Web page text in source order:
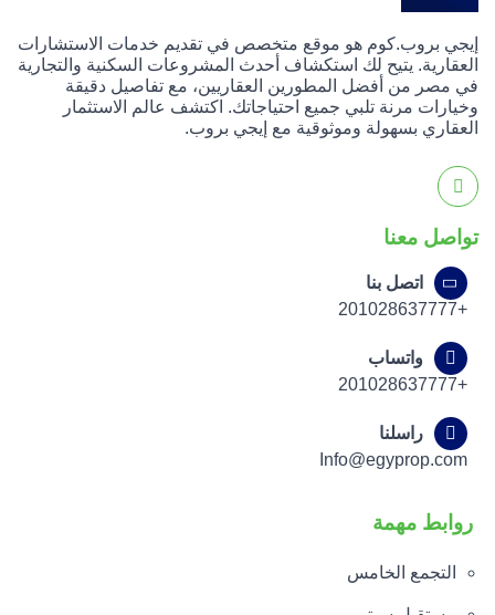
إيجي بروب.كوم هو موقع متخصص في تقديم خدمات الاستشارات
العقارية. يتيح لك استكشاف أحدث المشروعات السكنية والتجارية
في مصر من أفضل المطورين العقاريين، مع تفاصيل دقيقة
وخيارات مرنة تلبي جميع احتياجاتك. اكتشف عالم الاستثمار
العقاري بسهولة وموثوقية مع إيجي بروب.
تواصل معنا
اتصل بنا
+201028637777
واتساب
+201028637777
راسلنا
Info@egyprop.com
روابط مهمة
التجمع الخامس